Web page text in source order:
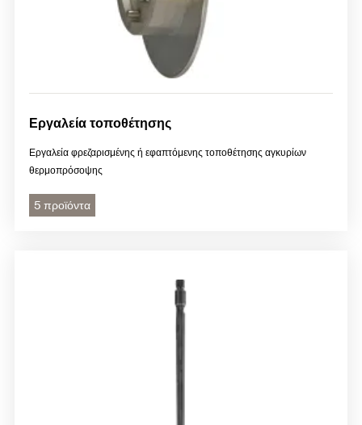
Εργαλεία τοποθέτησης
Εργαλεία φρεζαρισμένης ή εφαπτόμενης τοποθέτησης αγκυρίων
θερμοπρόσοψης
5 προϊόντα